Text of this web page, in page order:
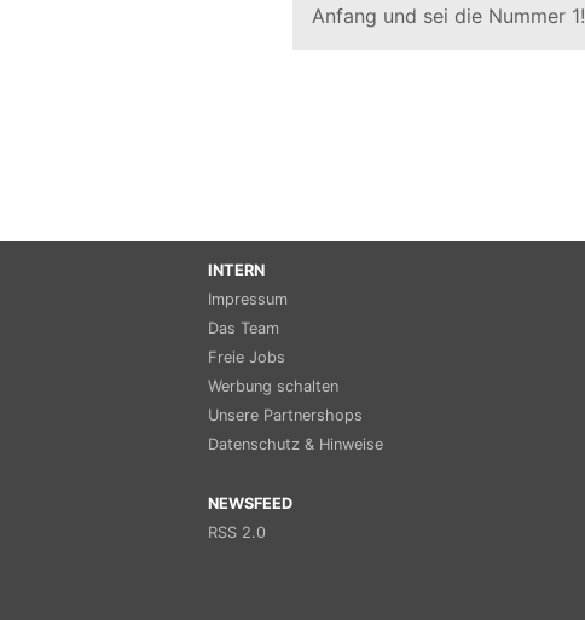
Anfang und sei die Nummer 1!
INTERN
Impressum
Das Team
Freie Jobs
Werbung schalten
Unsere Partnershops
Datenschutz & Hinweise
NEWSFEED
RSS 2.0